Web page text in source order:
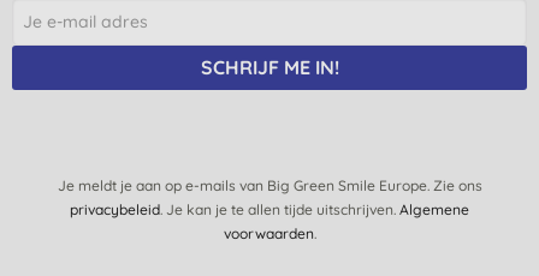
SCHRIJF ME IN!
Je meldt je aan op e-mails van Big Green Smile Europe. Zie ons
privacybeleid. Je kan je te allen tijde uitschrijven. Algemene
voorwaarden.